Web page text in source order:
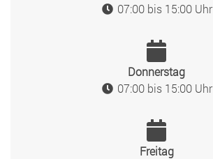
07:00 bis 15:00 Uhr
Donnerstag
07:00 bis 15:00 Uhr
Freitag